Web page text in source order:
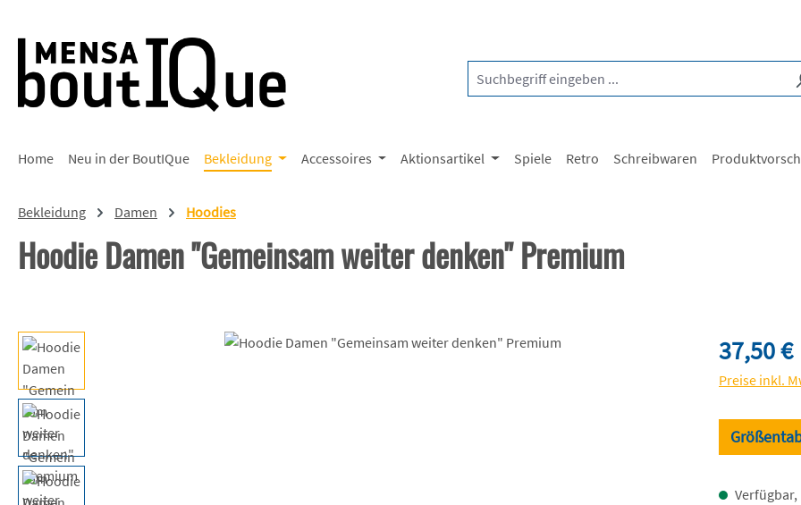
Home Neu in der BoutIQue Bekleidung Accessoires Aktionsartikel Spiele Retro Schreibwaren
Bekleidung Damen Hoodies
Hoodie Damen "Gemeinsam weiter denken" Premium
Bildergalerie überspringen Regulärer
37,50 €
Preise inkl.
Verfügbar,